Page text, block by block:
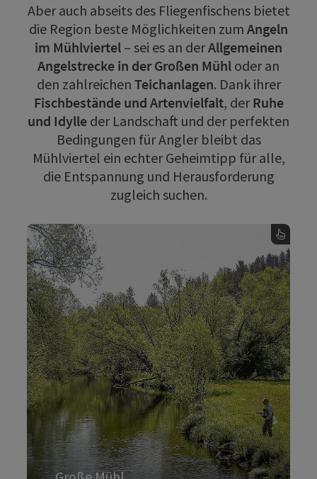
Aber auch abseits des Fliegenfischens bietet
die Region beste Möglichkeiten zum Angeln
im Mühlviertel – sei es an derAllgemeinen
Angelstrecke in der Großen Mühl oder an
den zahlreichen Teichanlagen. Dank ihrer
Fischbestände und Artenvielfalt, derRuhe
und Idylle der Landschaft und der perfekten
Bedingungen für Angler bleibt das
Mühlviertel ein echter Geheimtipp für alle,
die Entspannung und Herausforderung
zugleich suchen.
Fliegenstrecke
Die Fliegenstrecke in der Großen Mühl
erstreckt sich über
4,5 km
mit einer Breite von
10–25 m
. Sie verläuft von den Bruckhäuseln in
Aigen-Schlägl
bis zur
Stangler Brücke
bei
Ulrichsberg
. Den genauen Streckenverlauf
finden Sie im aktuellen Folder.
Fangbeschränkungen:
Pro Tag dürfen maximal 2 Fische
entnommen werden.
Bachforellen und Äschen sind ganzjährig